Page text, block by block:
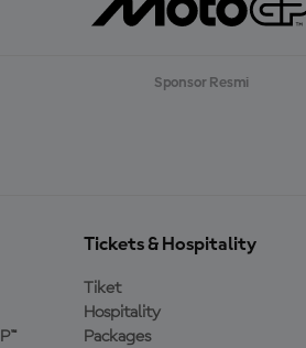
Sponsor Resmi
Tickets & Hospitality
Tiket
Hospitality
Packages